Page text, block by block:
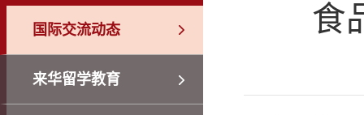
国际交流动态
来华留学教育
食